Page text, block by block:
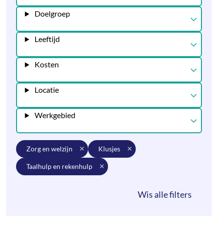
Doelgroep
Leeftijd
Kosten
Locatie
Werkgebied
zorg en welzijn klusjes
taalhulp en rekenhulp